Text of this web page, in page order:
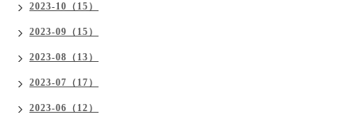
2023-10（15）
2023-09（15）
2023-08（13）
2023-07（17）
2023-06（12）